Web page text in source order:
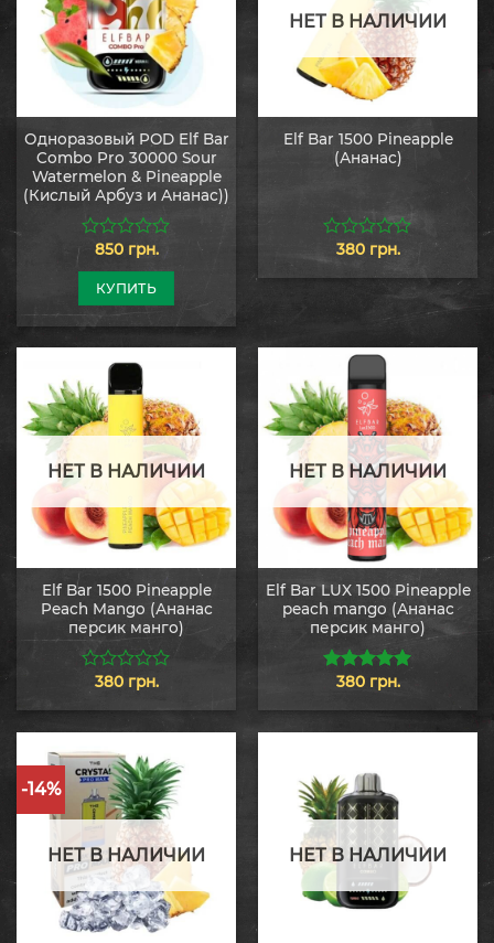
Одноразовый POD Elf Bar
Combo Pro 30000 Sour
Watermelon & Pineapple
(Кислый Арбуз и Ананас))
из
850 грн.
КУПИТЬ
НЕТ В НАЛИЧИИ
Elf Bar 1500 Pineapple
(Ананас)
380 грн.
НЕТ В НАЛИЧИИ
Elf Bar 1500 Pineapple
Peach Mango (Ананас
персик манго)
380 грн.
НЕТ В НАЛИЧИИ
Elf Bar LUX 1500 Pineapple
peach mango (Ананас
персик манго)
5.00из 5
380 грн.
-14%
НЕТ В НАЛИЧИИ НЕТ В НАЛИЧИИ